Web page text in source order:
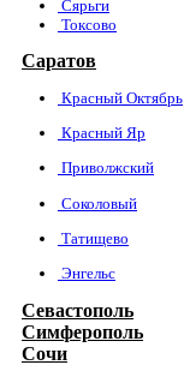
Сярьги
Токсово
Саратов
Красный Октябрь
Красный Яр
Приволжский
Соколовый
Татищево
Энгельс
Севастополь
Симферополь
Сочи